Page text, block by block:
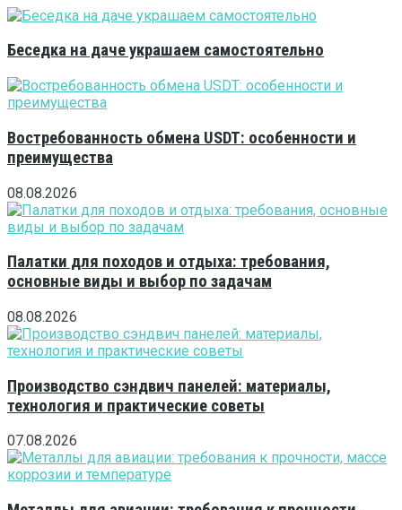
Беседка на даче украшаем самостоятельно
Востребованность обмена USDT: особенности и
преимущества
08.08.2026
Палатки для походов и отдыха: требования,
основные виды и выбор по задачам
08.08.2026
Производство сэндвич панелей: материалы,
технология и практические советы
07.08.2026